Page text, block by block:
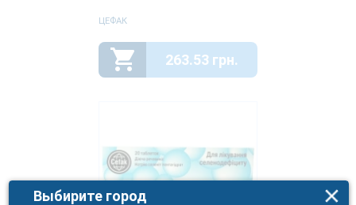
ЦЕФАК
263.53 грн.
Выбирите город